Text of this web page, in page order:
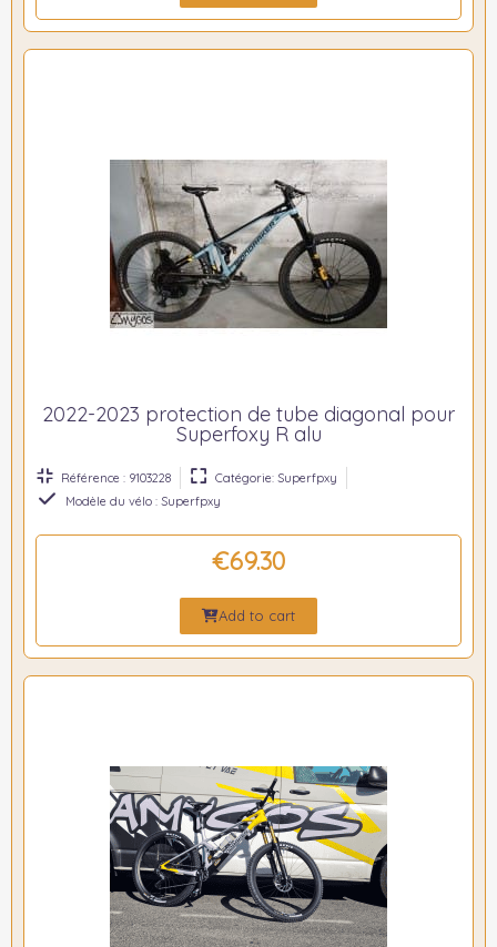
2022-2023 protection de tube diagonal pour
Superfoxy R alu
Référence : 9103228
Catégorie: Superfpxy
Modèle du vélo : Superfpxy
€69.30
Add to cart